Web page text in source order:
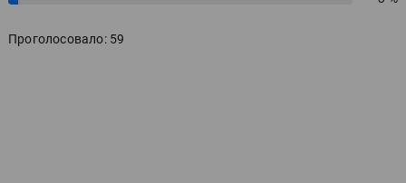
Проголосовало: 59